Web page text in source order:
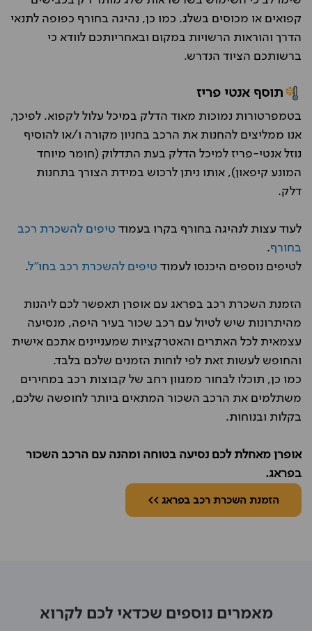
קפואים או מכוסים בשלג. כמו כן, נהיגה בחורף כפופה לתנאי
הדרך והוראות הרשויות במקום ובאחריותכם לוודא כי
ברשותכם הציוד הנדרש.
תוסף אנטי פריז
בטמפרטורות נמוכות מאוד הדלק במיכל עלול לקפוא. לפיכך,
אנו ממליצים להחנות את הרכב בחניון מקורה ו/או להוסיף
נוזל אנטי-פריז למיכל הדלק בעת התדלוק (חומר מיוחד
המונע קיפאון), אותו ניתן לרכוש במידת הצורך בתחנות
דלק.
לעוד עצות לנהיגה בחורף בקרו בעמוד טיפים להשכרת רכב
בחורף.
לטיפים נוספים היכנסו לעמוד טיפים להשכרת רכב בחו"ל.
הזמנת השכרת רכב בפראג עם אופרן תאפשר לכם ליהנות
מהיתרונות שיש לטיול עם רכב שכור בעיר היפה, מנסיעה
עצמאית לכל האתרים והאטרקציות שמעניינים אתכם אישית
והחופש לעשות זאת לפי לוחות הזמנים שלכם בלבד.
כמו כן, תוכלו לבחור ממגוון רחב של קבוצות רכב במחירים
משתלמים את הרכב השכור המתאים ביותר לחופשה שלכם,
בקלות ובנוחות.
אופרן מאחלת לכם נסיעה בטוחה ומהנה עם הרכב השכור
בפראג.
הזמנת השכרת רכב בפראג >>
מאמרים נוספים שכדאי לכם לקרוא